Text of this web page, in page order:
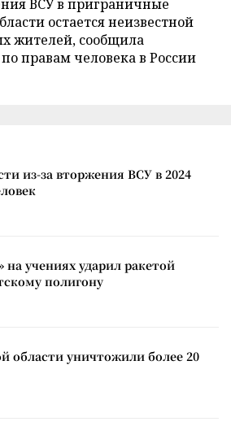
ВСУ в приграничные
остается неизвестной
жителей, сообщила
правам человека в России
из-за вторжения ВСУ в 2024
учениях ударил ракетой
полигону
области уничтожили более 20